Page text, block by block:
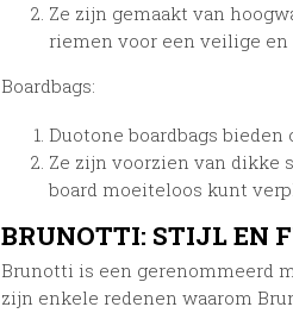
Ze zijn gemaakt van
riemen voor een veilige
Boardbags:
Duotone boardbags
Ze zijn voorzien van dikke
board moeiteloos kunt
BRUNOTTI: STIJL EN
Brunotti is een gerenommeerd
zijn enkele redenen waarom